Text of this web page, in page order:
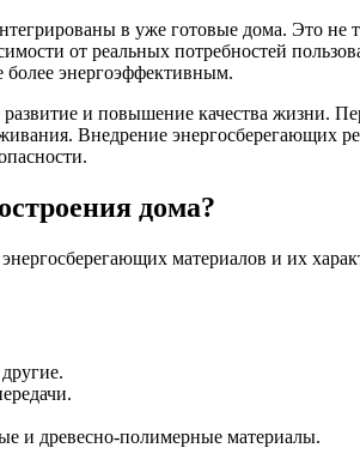
в уже готовые дома. Это не
от реальных потребностей
более энергоэффективным.
и повышение качества жизни.
Внедрение энергосберегающих
дома?
материалов и их
и древесно-полимерные материалы.